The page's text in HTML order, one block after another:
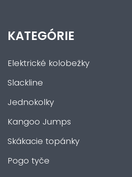
KATEGÓRIE
Elektrické kolobežky
Slackline
Jednokolky
Kangoo Jumps
Skákacie topánky
Pogo tyče